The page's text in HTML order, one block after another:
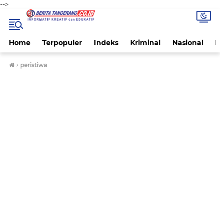
-->
Home Terpopuler Indeks Kriminal Nasional
› peristiwa